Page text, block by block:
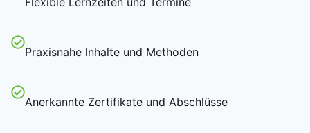
Praxisnahe Inhalte und Methoden
Anerkannte Zertifikate und Abschlüsse